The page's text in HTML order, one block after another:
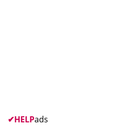
✔HELPads